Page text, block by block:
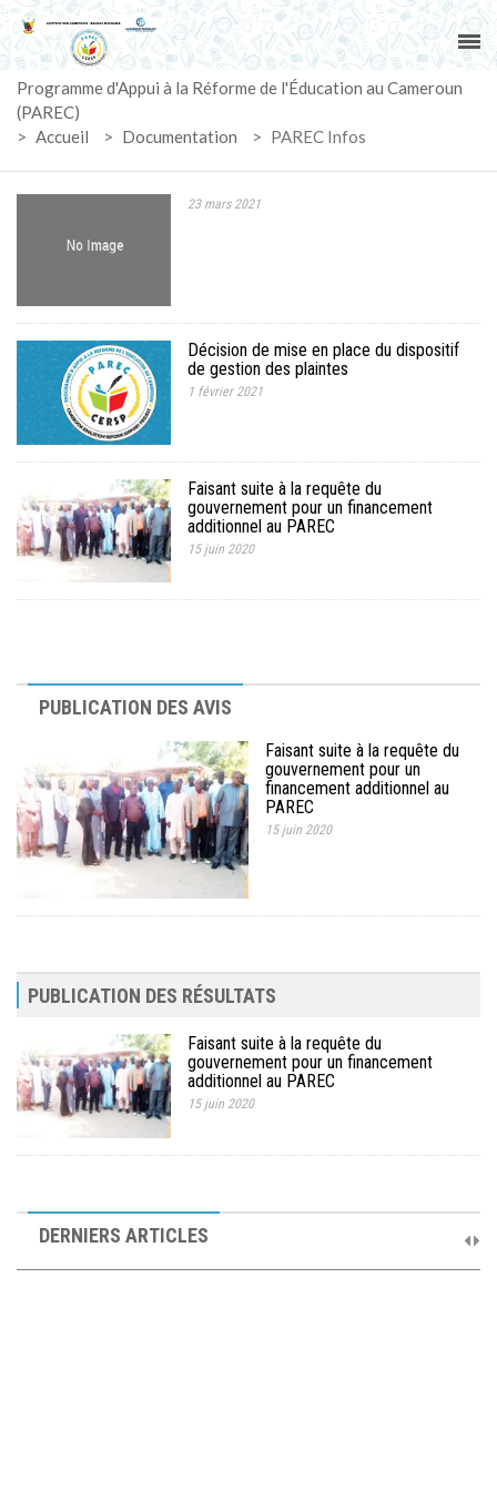
ACCUEIL
PAREC
ACTUALITÉS
DOCUMENTS
MARCHÉS
SUIVI-EVALUATION
MÉDIA
LANGUES
Programme d'Appui à la Réforme de l'Éducation au Cameroun
(PAREC)
> Accueil > Documentation > PAREC Infos
23 mars 2021
Décision de mise en place du dispositif
de gestion des plaintes
1 février 2021
Faisant suite à la requête du
gouvernement pour un financement
additionnel au PAREC
15 juin 2020
PUBLICATION DES AVIS
Faisant suite à la requête du
gouvernement pour un
financement additionnel au
PAREC
15 juin 2020
PUBLICATION DES RÉSULTATS
Faisant suite à la requête du
gouvernement pour un financement
additionnel au PAREC
15 juin 2020
DERNIERS ARTICLES
Comité de Pilotage du PAREC
19 septembre 2025